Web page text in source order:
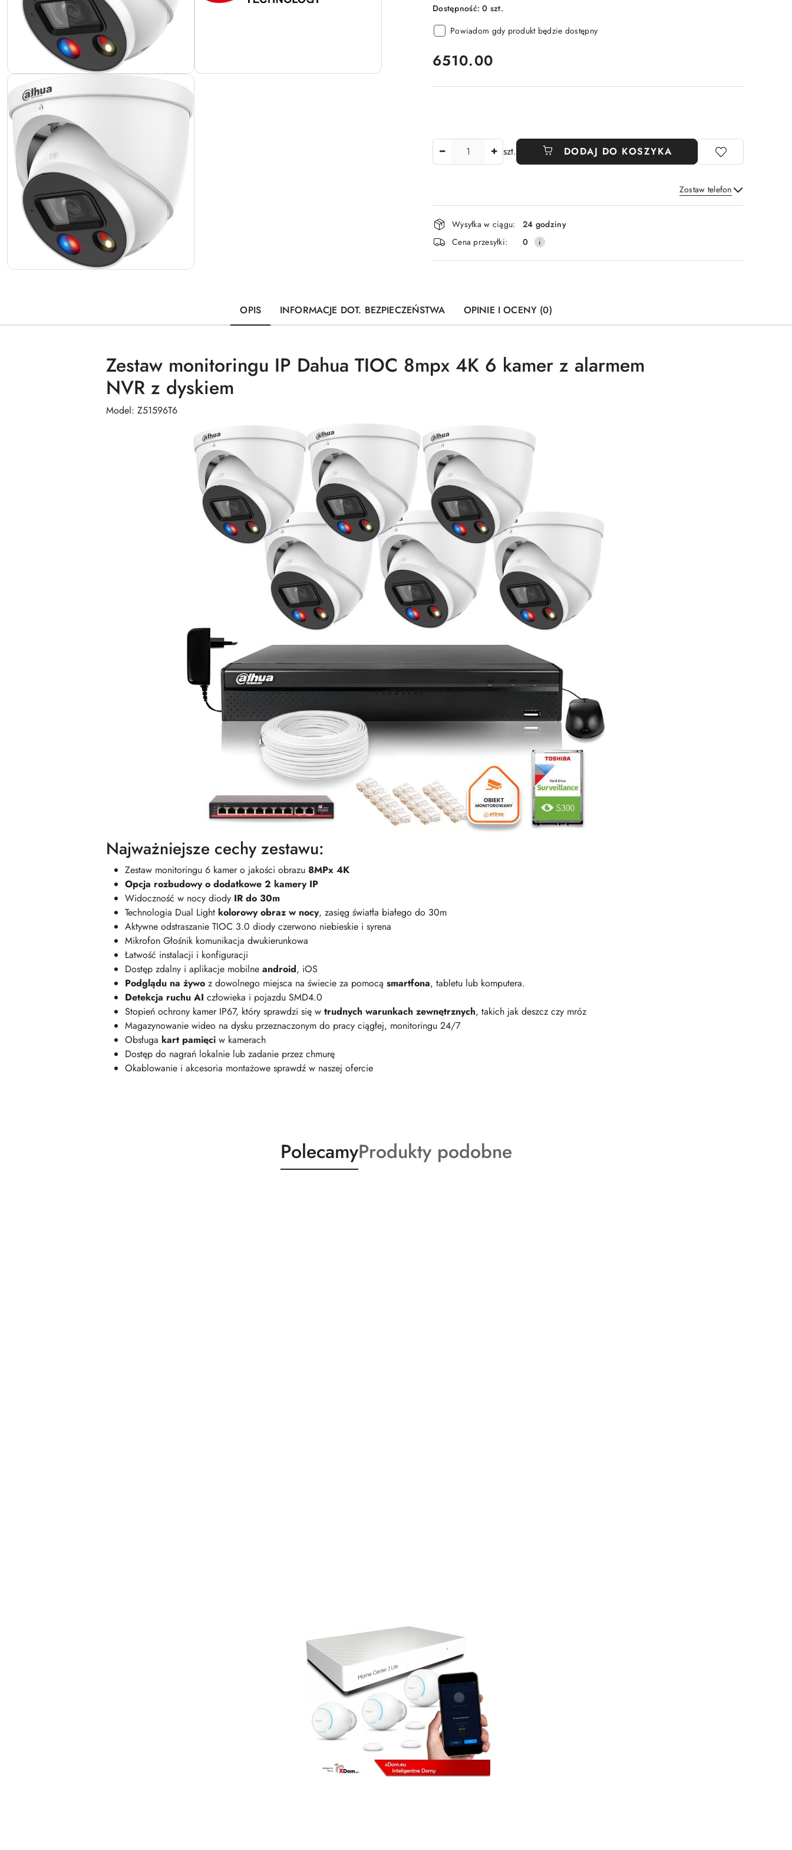
Dostępność:0 szt.
Powiadom gdy produkt będzie dostępny
cena:
6510.00
szt. DODAJ DO KOSZYKA
Zostaw telefon
Wyślij
Dostępność
i
dostawa
Wysyłka w ciągu:
24 godziny
Cena przesyłki:
0
OPIS INFORMACJE DOT. BEZPIECZEŃSTWA OPINIE I OCENY (0)
Zestaw monitoringu IP Dahua TIOC 8mpx 4K 6 kamer z alarmem
NVR z dyskiem
Model: Z51596T6
Najważniejsze cechy zestawu:
Zestaw monitoringu 6 kamer o jakości obrazu 8MPx 4K
Opcja rozbudowy o dodatkowe 2 kamery IP
Widoczność w nocy diody IR do 30m
Technologia Dual Light kolorowy obraz w nocy, zasięg światła białego do 30m
Aktywne odstraszanie TIOC 3.0 diody czerwono niebieskie i syrena
Mikrofon Głośnik komunikacja dwukierunkowa
Łatwość instalacji i konfiguracji
Dostęp zdalny i aplikacje mobilne android, iOS
Podglądu na żywo z dowolnego miejsca na świecie za pomocą smartfona, tabletu lub komputera.
Detekcja ruchu AI człowieka i pojazdu SMD4.0
Stopień ochrony kamer IP67, który sprawdzi się w trudnych warunkach zewnętrznych, takich jak deszcz czy mróz
Magazynowanie wideo na dysku przeznaczonym do pracy ciągłej, monitoringu 24/7
Obsługa kart pamięci w kamerach
Dostęp do nagrań lokalnie lub zadanie przez chmurę
Okablowanie i akcesoria montażowe sprawdź w naszej ofercie
Produkty
o
PolecamyProdukty
o
Produkty podobne